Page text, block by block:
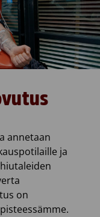
annetaan
ja
on